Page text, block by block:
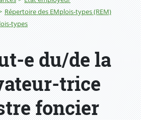
Répertoire des EMplois-types (REM)
types
e du/de la
trice
foncier